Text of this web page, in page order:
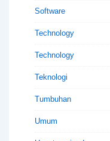
Software
Technology
Technology
Teknologi
Tumbuhan
Umum